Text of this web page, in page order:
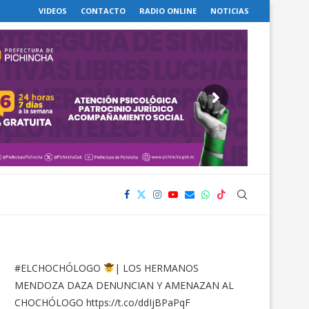
VIDEOS CONTACTO RADIO ONLINE NOTICIAS
#ELCHOCHÓLOGO
| LOS HERMANOS
MENDOZA DAZA DENUNCIAN Y AMENAZAN AL
CHOCHÓLOGO https://t.co/ddIjBPaPqF